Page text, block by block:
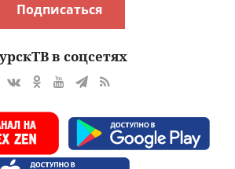
Подписаться
в соцсетях